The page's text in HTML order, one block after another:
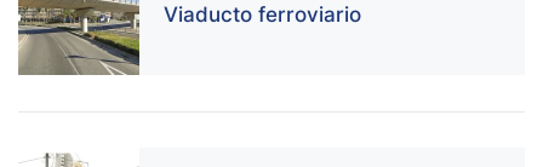
Viaducto ferroviario